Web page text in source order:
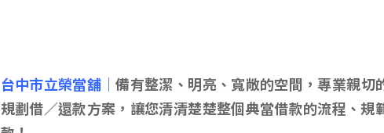
台中市立榮當舖｜備有整潔、明亮、寬敞的空間，專業親
規劃借／還款方案，讓您清清楚楚整個典當借款的流程、